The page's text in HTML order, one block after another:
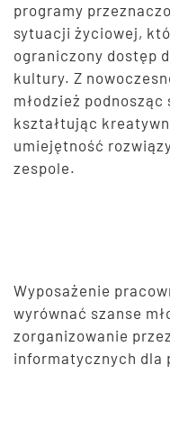
programy
sytuacji życiowej,
ograniczony dostęp
kultury. Z
młodzież
kształtując
umiejętność
zespole.
Wyposażenie
wyrównać szanse
zorganizowanie
informatycznych dla